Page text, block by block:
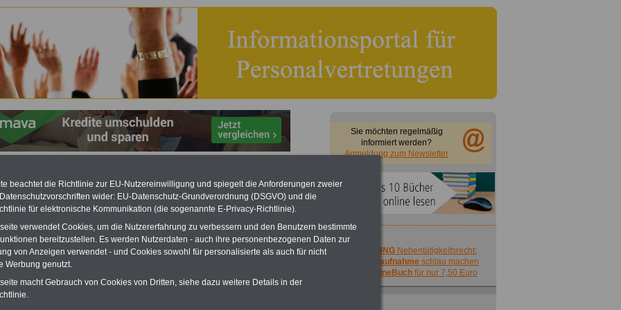
im öffentlichen Dienst (Bund, Länder,
"Beamtinnen und Beamte/Öffentlicher Dienst":
Für nur 15 Euro
bei einer Laufzeit von 12 Monaten können Sie mehr als zehn Bücher
Beamtinnen und Beamte sowie Öffentlicher Dienst
lesen und/oder ausdrucken. Der PDF-SERVICE bietet z.B. das
eBook zum Tarifrecht für den öffentlichen Dienst (mit TVöD bzw.
das mindestens einmal im Jahr aktualisiert wird.Besonderer Komfort: Sie
aus dem eBook mit einer VerLINKung direkt zur weiterführenden
gelangen.
Sie möchten regelmäßig
informiert werden?
Anmeldung zum Newsletter
ACHTUNGNebentätigkeitsrecht:
vor Jobaufnahme schlau machen
OnlineBuchfür nur 7,50 Euro
beachtet die Richtlinie zur EU-Nutzereinwilligung und spiegelt die Anforderungen zweier
wider: EU-Datenschutz-Grundverordnung (DSGVO) und die
für elektronische Kommunikation (die sogenannte E-Privacy-Richtlinie).
verwendet Cookies, um die Nutzererfahrung zu verbessern und den Benutzern bestimmte
bereitzustellen. Es werden Nutzerdaten - auch ihre personenbezogenen Daten zur
von Anzeigen verwendet - und Cookies sowohl für personalisierte als auch für nicht
Werbung genutzt.
macht Gebrauch von Cookies von Dritten, siehe dazu weitere Details in der